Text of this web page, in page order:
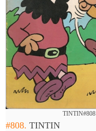
TINTIN#808
#808.TINTIN